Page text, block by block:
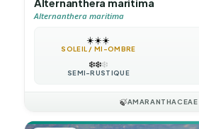
Alternanthera maritima
Alternanthera maritima
☀️☀️☀️
SOLEIL / MI-OMBRE
❄️❄️❄️
SEMI-RUSTIQUE
🍃AMARANTHACEAE